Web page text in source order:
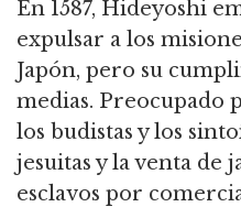
En 1587, Hideyoshi
expulsar a los
Japón, pero su
medias. Preocupado
los budistas y los
jesuitas y la venta de
esclavos por